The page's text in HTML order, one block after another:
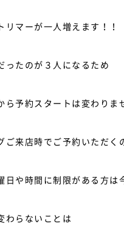
リマーが一人増えます！！
ったのが３人になるため
ら予約スタートは変わりま
ご来店時でご予約いただ
日や時間に制限がある方は
わらないことは